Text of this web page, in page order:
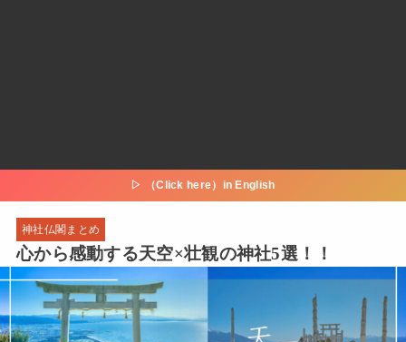
▷ （Click here）in English
神社仏閣まとめ
心から感動する天空×壮観の神社5選！！